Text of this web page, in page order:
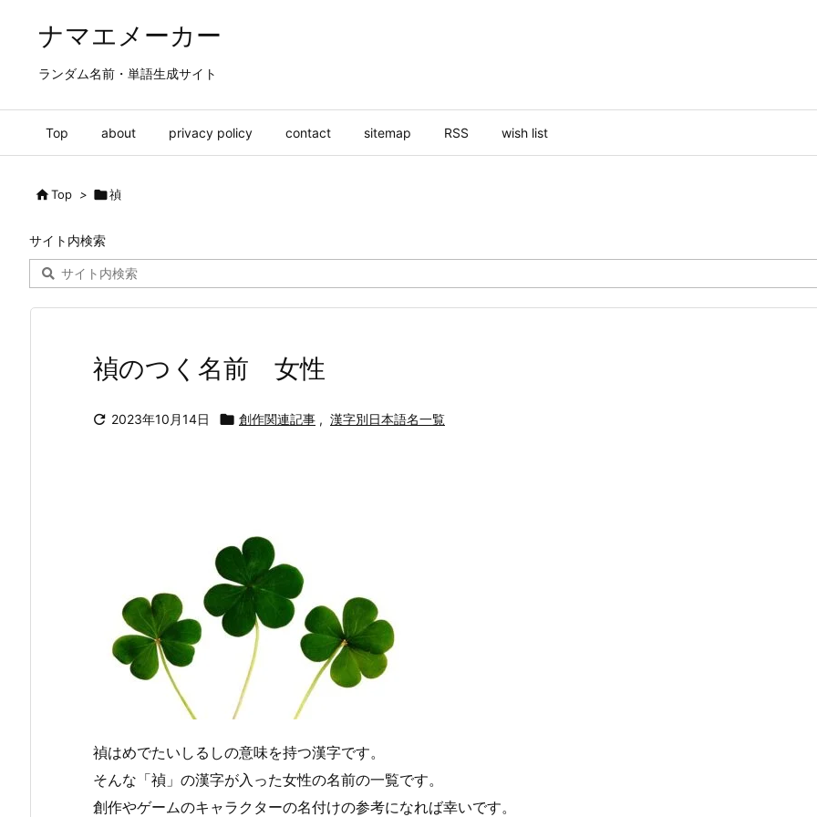
ナマエメーカー
ランダム名前・単語生成サイト
Top about privacy policy contact sitemap RSS wish list
Top > 禎
サイト内検索
禎のつく名前 女性
 2023年10月14日  創作関連記事 , 漢字別日本語名一覧
禎はめでたいしるしの意味を持つ漢字です。
そんな「禎」の漢字が入った女性の名前の一覧です。
創作やゲームのキャラクターの名付けの参考になれば幸いです。